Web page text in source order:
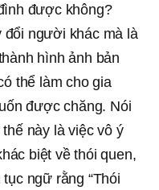
được không?
đổi người khác mà là
hình ảnh bản
thể làm cho gia
được chăng. Nói
này là việc vô ý
biệt về thói quen,
ngữ rằng “Thói